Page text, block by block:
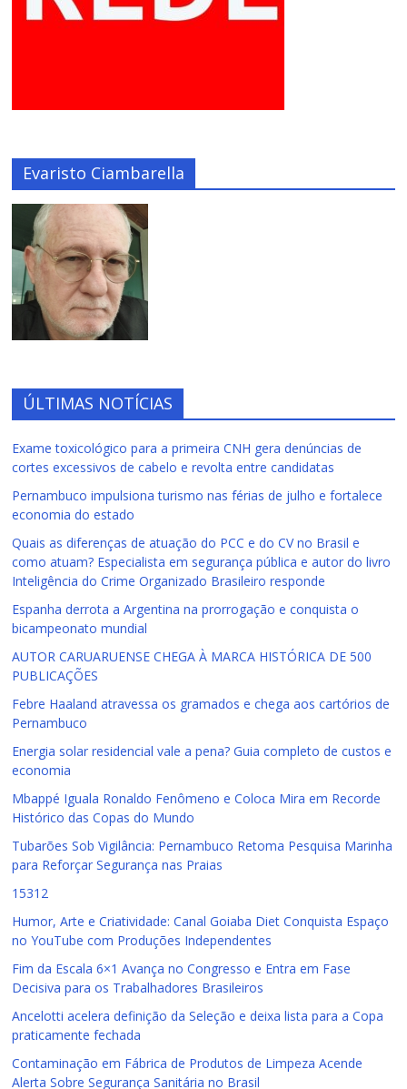
Evaristo Ciambarella
ÚLTIMAS NOTÍCIAS
Exame toxicológico para a primeira CNH gera denúncias de
cortes excessivos de cabelo e revolta entre candidatas
Pernambuco impulsiona turismo nas férias de julho e fortalece
economia do estado
Quais as diferenças de atuação do PCC e do CV no Brasil e
como atuam? Especialista em segurança pública e autor do livro
Inteligência do Crime Organizado Brasileiro responde
Espanha derrota a Argentina na prorrogação e conquista o
bicampeonato mundial
AUTOR CARUARUENSE CHEGA À MARCA HISTÓRICA DE 500
PUBLICAÇÕES
Febre Haaland atravessa os gramados e chega aos cartórios de
Pernambuco
Energia solar residencial vale a pena? Guia completo de custos e
economia
Mbappé Iguala Ronaldo Fenômeno e Coloca Mira em Recorde
Histórico das Copas do Mundo
Tubarões Sob Vigilância: Pernambuco Retoma Pesquisa Marinha
para Reforçar Segurança nas Praias
15312
Humor, Arte e Criatividade: Canal Goiaba Diet Conquista Espaço
no YouTube com Produções Independentes
Fim da Escala 6×1 Avança no Congresso e Entra em Fase
Decisiva para os Trabalhadores Brasileiros
Ancelotti acelera definição da Seleção e deixa lista para a Copa
praticamente fechada
Contaminação em Fábrica de Produtos de Limpeza Acende
Alerta Sobre Segurança Sanitária no Brasil